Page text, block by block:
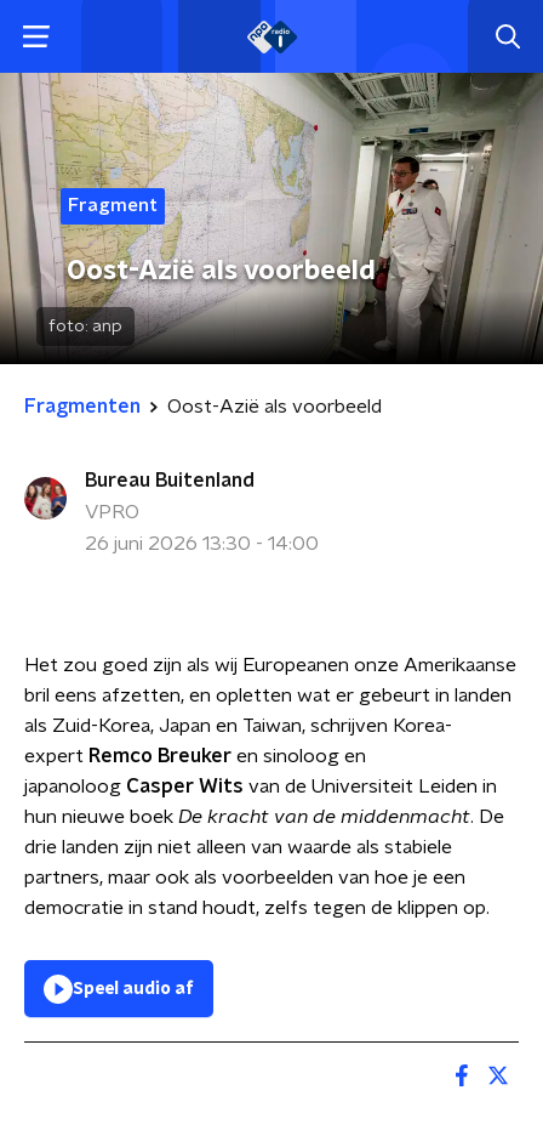
Fragment
Oost-Azië als voorbeeld
foto: anp
Fragmenten Oost-Azië als voorbeeld
Bureau Buitenland
VPRO
26 juni 2026 13:30 - 14:00
Het zou goed zijn als wij Europeanen onze Amerikaanse
bril eens afzetten, en opletten wat er gebeurt in landen
als Zuid-Korea, Japan en Taiwan, schrijven Korea-
expert Remco Breuker en sinoloog en
japanoloog Casper Wits van de Universiteit Leiden in
hun nieuwe boek De kracht van de middenmacht. De
drie landen zijn niet alleen van waarde als stabiele
partners, maar ook als voorbeelden van hoe je een
democratie in stand houdt, zelfs tegen de klippen op.
Speel audio af